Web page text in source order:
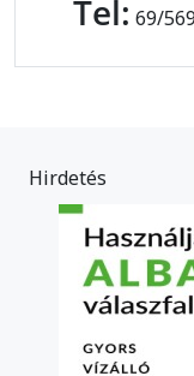
Tel: 69/
Hirdetés